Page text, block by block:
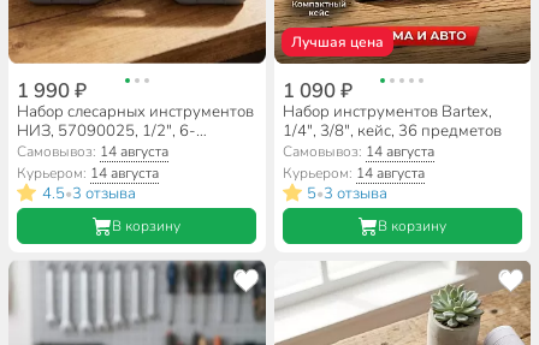
1 990 ₽
Набор слесарных инструментов
НИЗ, 57090025, 1/2", 6-
гранный, кейс, 15 предметов
Самовывоз: 14 августа
Курьером: 14 августа
4.5•3 отзыва
В корзину
Лучшая цена
1 090 ₽
Набор инструментов Bartex,
1/4", 3/8", кейс, 36 предметов
Самовывоз: 14 августа
Курьером: 14 августа
5•3 отзыва
В корзину